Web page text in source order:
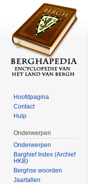
Hoofdpagina
Contact
Hulp
Onderwerpen
Onderwerpen
Barghief Index (Archief
HKB)
Berghse woorden
Jaartallen